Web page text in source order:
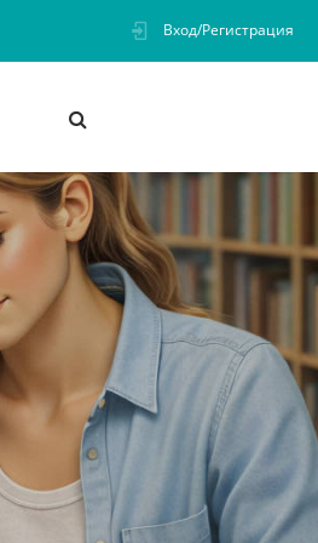
Вход/Регистрация